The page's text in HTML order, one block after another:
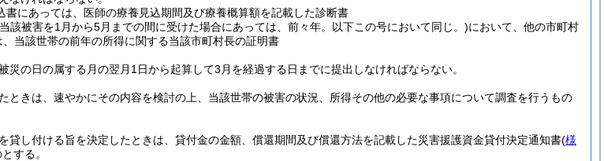
書にあっては、医師の療養見込期間及び療養概算額を記載した診断書
該被害を1月から5月までの間に受けた場合にあっては、前々年。以下この号において同じ。)において、他の市町村
当該世帯の前年の所得に関する当該市町村長の証明書
災の日の属する月の翌月1日から起算して3月を経過する日までに提出しなければならない。
ときは、速やかにその内容を検討の上、当該世帯の被害の状況、所得その他の必要な事項について調査を行うもの
貸し付ける旨を決定したときは、貸付金の金額、償還期間及び償還方法を記載した災害援護資金貸付決定通知書(様
する。